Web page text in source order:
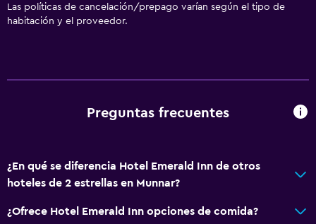
Lavandería
Las políticas de cancelación/prepago varían según el tipo de
habitación y el proveedor.
Preguntas frecuentes
¿En qué se diferencia Hotel Emerald Inn de otros
hoteles de 2 estrellas en Munnar?
¿Ofrece Hotel Emerald Inn opciones de comida?